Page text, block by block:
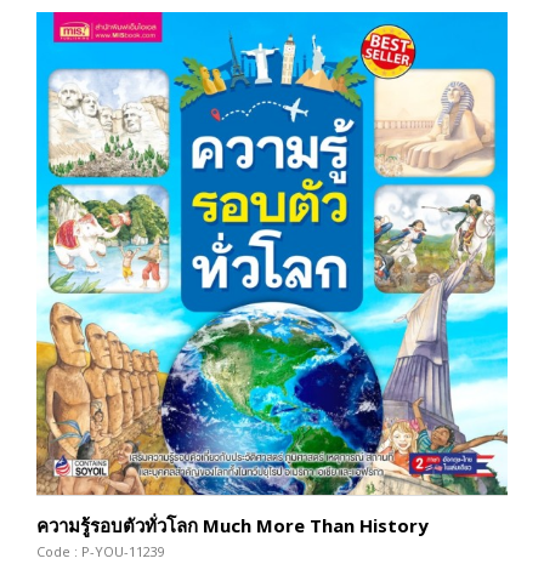
ความรู้รอบตัวทั่วโลก Much More Than History
Code : P-YOU-11239